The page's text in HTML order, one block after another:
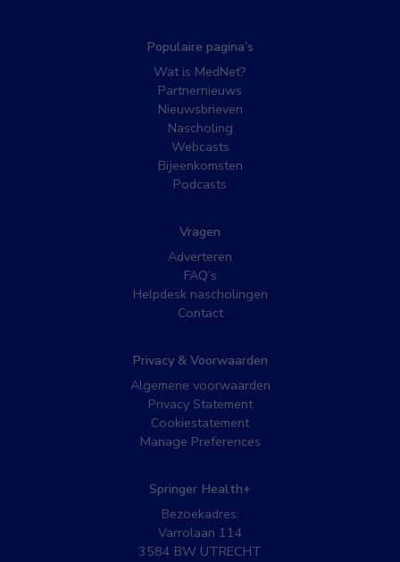
Populaire pagina’s
Wat is MedNet?
Partnernieuws
Nieuwsbrieven
Nascholing
Webcasts
Bijeenkomsten
Podcasts
Vragen
Adverteren
FAQ’s
Helpdesk nascholingen
Contact
Privacy & Voorwaarden
Algemene voorwaarden
Privacy Statement
Cookiestatement
Manage Preferences
Springer Health+
Bezoekadres:
Varrolaan 114
3584 BW UTRECHT